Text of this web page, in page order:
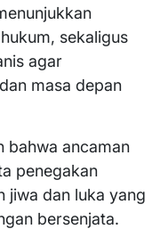
sekaligus
agar
masa depan
bahwa ancaman
penegakan
jiwa dan luka yang
bersenjata.